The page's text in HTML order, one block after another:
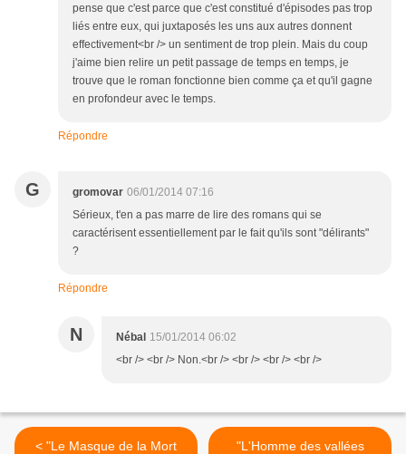
pense que c'est parce que c'est constitué d'épisodes pas trop
liés entre eux, qui juxtaposés les uns aux autres donnent
effectivement<br /> un sentiment de trop plein. Mais du coup
j'aime bien relire un petit passage de temps en temps, je
trouve que le roman fonctionne bien comme ça et qu'il gagne
en profondeur avec le temps.
Répondre
G gromovar 06/01/2014 07:16
Sérieux, t'en a pas marre de lire des romans qui se
caractérisent essentiellement par le fait qu'ils sont "délirants"
?
Répondre
N Nébal 15/01/2014 06:02
<br /> <br /> Non.<br /> <br /> <br /> <br />
< "Le Masque de la Mort
"L'Homme des vallées